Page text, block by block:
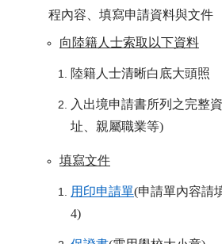
程內容、填寫申請資料與文件
向陸籍人士索取以下資料
陸籍人士清晰白底大頭照
入出境申請書所列之完整
址、親屬職業等)
填寫文件
用印申請單(申請單內容請
4)